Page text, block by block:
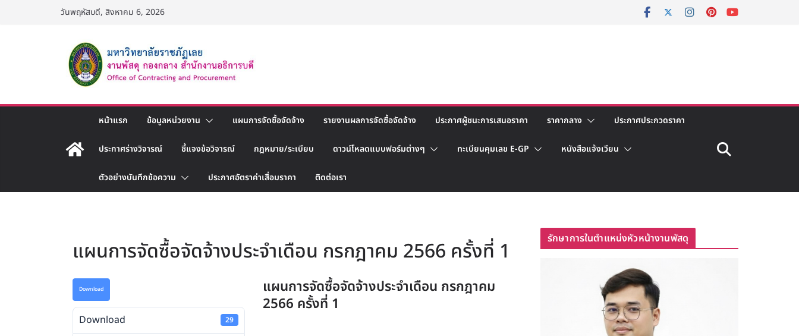
วันพฤหัสบดี, สิงหาคม 6, 2026
หน้าแรก ข้อมูลหน่วยงาน แผนการจัดซื้อจัดจ้าง รายงานผลการจัดซื้อจัดจ้าง ประกาศผู้ชนะการเสนอราคา ราคากลาง ประกาศประกวดราคา
ประกาศร่างวิจารณ์ ชี้แจงข้อวิจารณ์ กฎหมาย/ระเบียบ ดาวน์โหลดแบบฟอร์มต่างๆ ทะเบียนคุมเลข E-GP หนังสือแจ้งเวียน
ตัวอย่างบันทึกข้อความ ประกาศอัตราค่าเสื่อมราคา ติดต่อเรา
แผนการจัดซื้อจัดจ้างประจำเดือน กรกฎาคม 2566 ครั้งที่ 1
Download
Download 29
แผนการจัดซื้อจัดจ้างประจำเดือน กรกฎาคม
2566 ครั้งที่ 1
รักษาการในตำแหน่งหัวหน้างานพัสดุ